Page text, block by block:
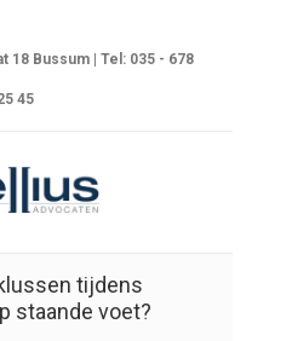
18 Bussum | Tel: 035 - 678
45
tijdens
staande voet?